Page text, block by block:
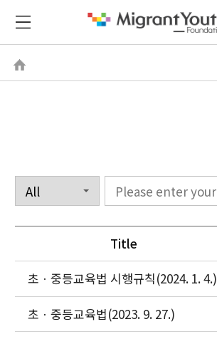
Title
초ㆍ중등교육법 시행규칙(2024. 1. 4.)
초ㆍ중등교육법(2023. 9. 27.)